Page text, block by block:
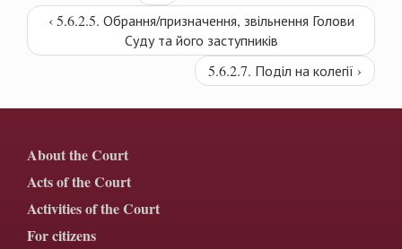
‹ 5.6.2.5. Обрання/призначення, звільнення Голови
Суду та його заступників
5.6.2.7. Поділ на колегії ›
About the Court
Acts of the Court
Activities of the Court
For citizens